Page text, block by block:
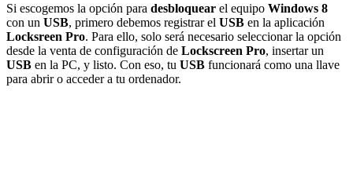
Si escogemos la opción para desbloquear el equipo Windows 8
con un USB, primero debemos registrar el USB en la aplicación
Locksreen Pro. Para ello, solo será necesario seleccionar la opción
desde la venta de configuración de Lockscreen Pro, insertar un
USB en la PC, y listo. Con eso, tu USB funcionará como una llave
para abrir o acceder a tu ordenador.